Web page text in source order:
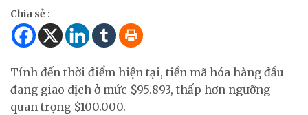
Chia sẻ :
Tính đến thời điểm hiện tại, tiền mã hóa hàng đầu
đang giao dịch ở mức $95.893, thấp hơn ngưỡng
quan trọng $100.000.